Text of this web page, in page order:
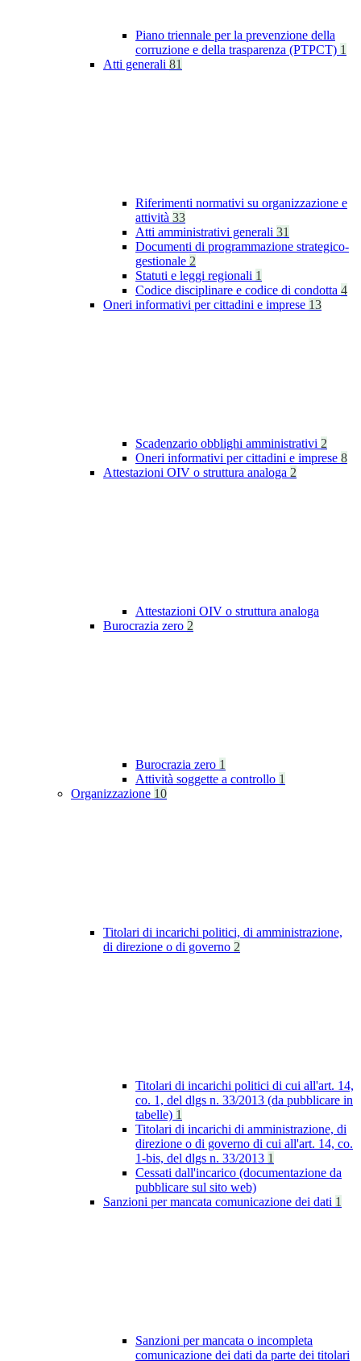
Piano triennale per la prevenzione della
corruzione e della trasparenza (PTPCT) 1
Atti generali 81
Riferimenti normativi su organizzazione e
attività 33
Atti amministrativi generali 31
Documenti di programmazione strategico-
gestionale 2
Statuti e leggi regionali 1
Codice disciplinare e codice di condotta 4
Oneri informativi per cittadini e imprese 13
Scadenzario obblighi amministrativi 2
Oneri informativi per cittadini e imprese 8
Attestazioni OIV o struttura analoga 2
Attestazioni OIV o struttura analoga
Burocrazia zero 2
Burocrazia zero 1
Attività soggette a controllo 1
Organizzazione 10
Titolari di incarichi politici, di amministrazione,
di direzione o di governo 2
Titolari di incarichi politici di cui all'art. 14,
co. 1, del dlgs n. 33/2013 (da pubblicare in
tabelle) 1
Titolari di incarichi di amministrazione, di
direzione o di governo di cui all'art. 14, co.
1-bis, del dlgs n. 33/2013 1
Cessati dall'incarico (documentazione da
pubblicare sul sito web)
Sanzioni per mancata comunicazione dei dati 1
Sanzioni per mancata o incompleta
comunicazione dei dati da parte dei titolari